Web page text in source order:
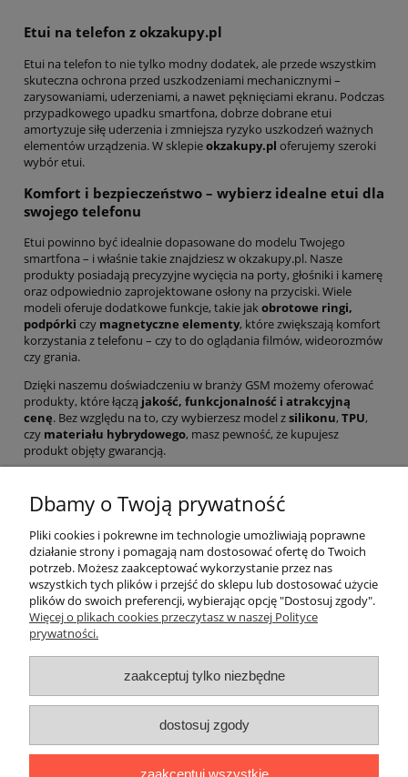
Etui na telefon z okzakupy.pl
Etui na telefon to nie tylko modny dodatek, ale przede wszystkim
skuteczna ochrona przed uszkodzeniami mechanicznymi –
zarysowaniami, uderzeniami, a nawet pęknięciami ekranu. Podczas
przypadkowego upadku smartfona, dobrze dobrane etui
amortyzuje siłę uderzenia i zmniejsza ryzyko uszkodzeń ważnych
elementów urządzenia. W sklepieokzakupy.pl oferujemy szeroki
wybór etui.
Komfort i bezpieczeństwo – wybierz idealne etui dla
swojego telefonu
Etui powinno być idealnie dopasowane do modelu Twojego
smartfona – i właśnie takie znajdziesz w okzakupy.pl. Nasze
produkty posiadają precyzyjne wycięcia na porty, głośniki i kamerę
oraz odpowiednio zaprojektowane osłony na przyciski. Wiele
modeli oferuje dodatkowe funkcje, takie jakobrotowe ringi,
podpórki czy magnetyczne elementy, które zwiększają komfort
korzystania z telefonu – czy to do oglądania filmów, wideorozmów
czy grania.
Dzięki naszemu doświadczeniu w branży GSM możemy oferować
produkty, które łączą jakość, funkcjonalność i atrakcyjną
cenę. Bez względu na to, czy wybierzesz model zsilikonu, TPU,
czy materiału hybrydowego, masz pewność, że kupujesz
produkt objęty gwarancją.
ceny. Z nami nie tylko ochronisz swój telefon, ale zrobisz to bez
przepłacania. Zobacz dostępne etui na Twój model smartfona,
dodaj wybrany produkt do koszyka i złóż zamówienie w kilka chwil.
Pomoc
Moje konto
Płatności i dostawa
Informacje
Dbamy o Twoją prywatność
Pliki cookies i pokrewne im technologie umożliwiają poprawne
działanie strony i pomagają nam dostosować ofertę do Twoich
potrzeb. Możesz zaakceptować wykorzystanie przez nas
wszystkich tych plików i przejść do sklepu lub dostosować użycie
plików do swoich preferencji, wybierając opcję "Dostosuj zgody".
Więcej o plikach cookies przeczytasz w naszej Polityce
prywatności.
zaakceptuj tylko niezbędne
dostosuj zgody
zaakceptuj wszystkie